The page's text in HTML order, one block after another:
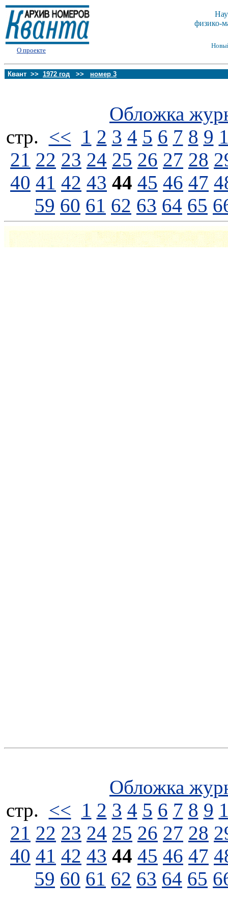
О проекте
физико-
Квант >> 1972 год >> номер 3
Обложка
стp. << 1 2 3 4 5 6 7 8 9
21 22 23 24 25 26 27 28
40 41 42 43 44 45 46 47
59 60 61 62 63 64 65
Обложка
стp. << 1 2 3 4 5 6 7 8 9
21 22 23 24 25 26 27 28
40 41 42 43 44 45 46 47
59 60 61 62 63 64 65